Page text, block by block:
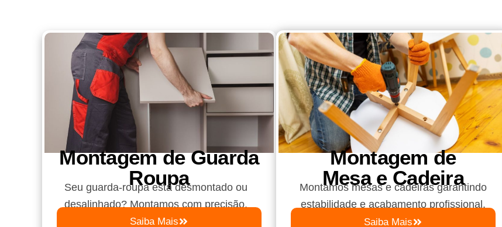
Montagem de Guarda
Roupa​
Seu guarda-roupa está desmontado ou
desalinhado? Montamos com precisão.
Saiba Mais
Montagem de
Mesa e Cadeira
Montamos mesas e cadeiras garantindo
estabilidade e acabamento profissional.
Saiba Mais